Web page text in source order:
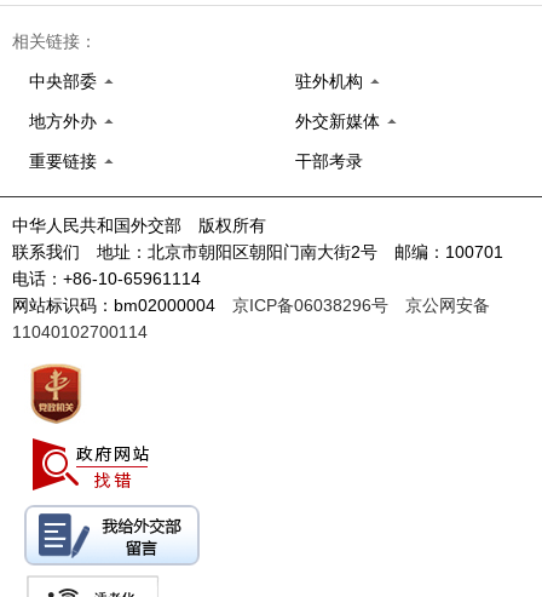
相关链接：
中央部委 驻外机构
地方外办 外交新媒体
重要链接 干部考录
中华人民共和国外交部 版权所有
联系我们 地址：北京市朝阳区朝阳门南大街2号 邮编：100701
电话：+86-10-65961114
网站标识码：bm02000004 京ICP备06038296号
京公网安备
11040102700114